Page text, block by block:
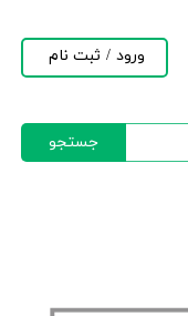
جستجو
ورود / ثبت نام